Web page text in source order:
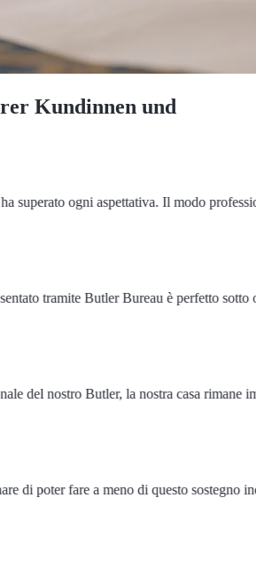
Kundinnen und
ogni aspettativa. Il modo
tramite Butler Bureau è perfetto sotto
del nostro Butler, la nostra casa rimane
di poter fare a meno di questo sostegno